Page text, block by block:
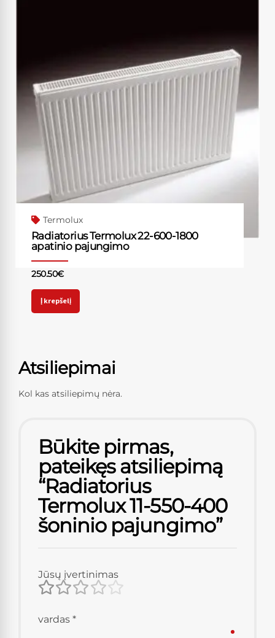
Termolux
Radiatorius Termolux 22-600-1800
apatinio pajungimo
250.50€
Į krepšelį
Atsiliepimai
Kol kas atsiliepimų nėra.
Būkite pirmas,
pateikęs atsiliepimą
“Radiatorius
Termolux 11-550-400
šoninio pajungimo”
Jūsų įvertinimas
vardas *